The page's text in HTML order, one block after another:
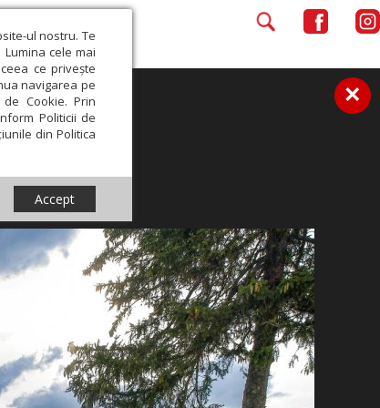
ul nostru. Te
cele mai
ce privește
navigarea pe
Cookie. Prin
Politicii de
din Politica
Accept
×